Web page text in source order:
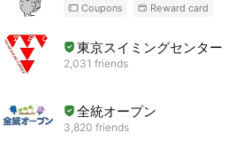
Coupons Reward card
東京スイミングセンター
2,031 friends
全統オープン
3,820 friends